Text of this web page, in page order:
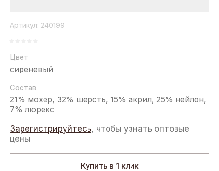
Артикул: 240199
Цвет
сиреневый
Состав
21% мохер, 32% шерсть, 15% акрил, 25% нейлон,
7% люрекс
Зарегистрируйтесь, чтобы узнать оптовые
цены
Купить в 1 клик